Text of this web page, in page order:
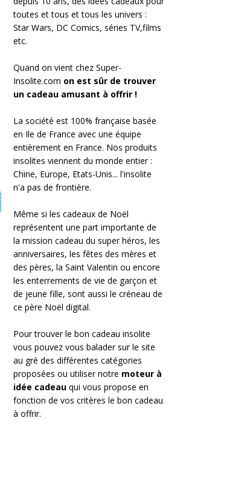
toutes et tous et tous les univers :
Star Wars, DC Comics, séries TV,films
etc.
Quand on vient chez Super-
Insolite.com on est sûr de trouver
un cadeau amusant à offrir !
La société est 100% française basée
en Ile de France avec une équipe
entièrement en France. Nos produits
insolites viennent du monde entier :
Chine, Europe, Etats-Unis... l'insolite
n'a pas de frontière.
Même si les cadeaux de Noël
représentent une part importante de
la mission cadeau du super héros, les
anniversaires, les fêtes des mères et
des pères, la Saint Valentin ou encore
les enterrements de vie de garçon et
de jeune fille, sont aussi le créneau de
ce père Noël digital.
Pour trouver le bon cadeau insolite
vous pouvez vous balader sur le site
au gré des différentes catégories
proposées ou utiliser notre moteur à
idée cadeau qui vous propose en
fonction de vos critères le bon cadeau
à offrir.